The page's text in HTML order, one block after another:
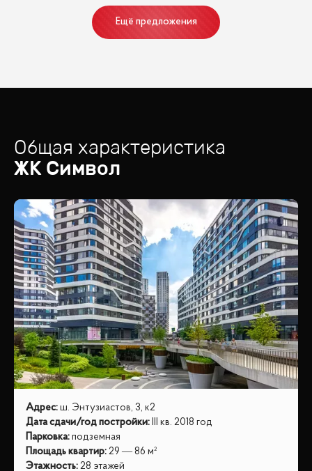
Ещё предложения
Общая характеристика
ЖК Символ
Адрес: ш. Энтузиастов, 3, к2
Дата сдачи/год постройки:
III кв. 2018 год
Парковка: подземная
Площадь квартир: 29 — 86 м²
Этажность: 28 этажей